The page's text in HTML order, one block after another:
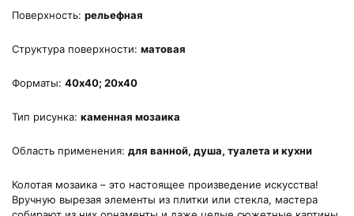
Поверхность: рельефная
Структура поверхности: матовая
Форматы: 40х40; 20х40
Тип рисунка: каменная мозаика
Область применения: для ванной, душа, туалета и кухни
Колотая мозаика – это настоящее произведение искусства!
Вручную вырезая элементы из плитки или стекла, мастера